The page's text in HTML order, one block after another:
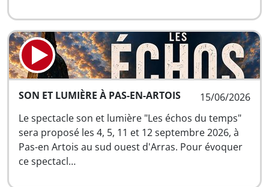
15/06/2026
SON ET LUMIÈRE À PAS-EN-ARTOIS
Le spectacle son et lumière "Les échos du temps"
sera proposé les 4, 5, 11 et 12 septembre 2026, à
Pas-en Artois au sud ouest d'Arras. Pour évoquer
ce spectacl…